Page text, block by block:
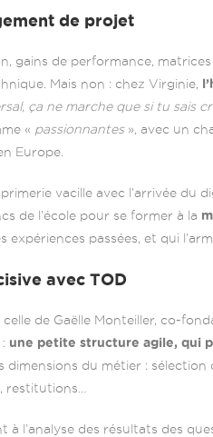
de projet
gains de performance,
Mais non : chez Virginie,
ça ne marche que si tu sais
« passionnantes», avec un
Europe.
vacille avec l’arrivée
de l’école pour se former à la
expériences passées, et qui
avec TOD
celle de Gaëlle Monteiller, co-
une petite structure agile, qui
dimensions du métier :
restitutions…
à l’analyse des résultats des